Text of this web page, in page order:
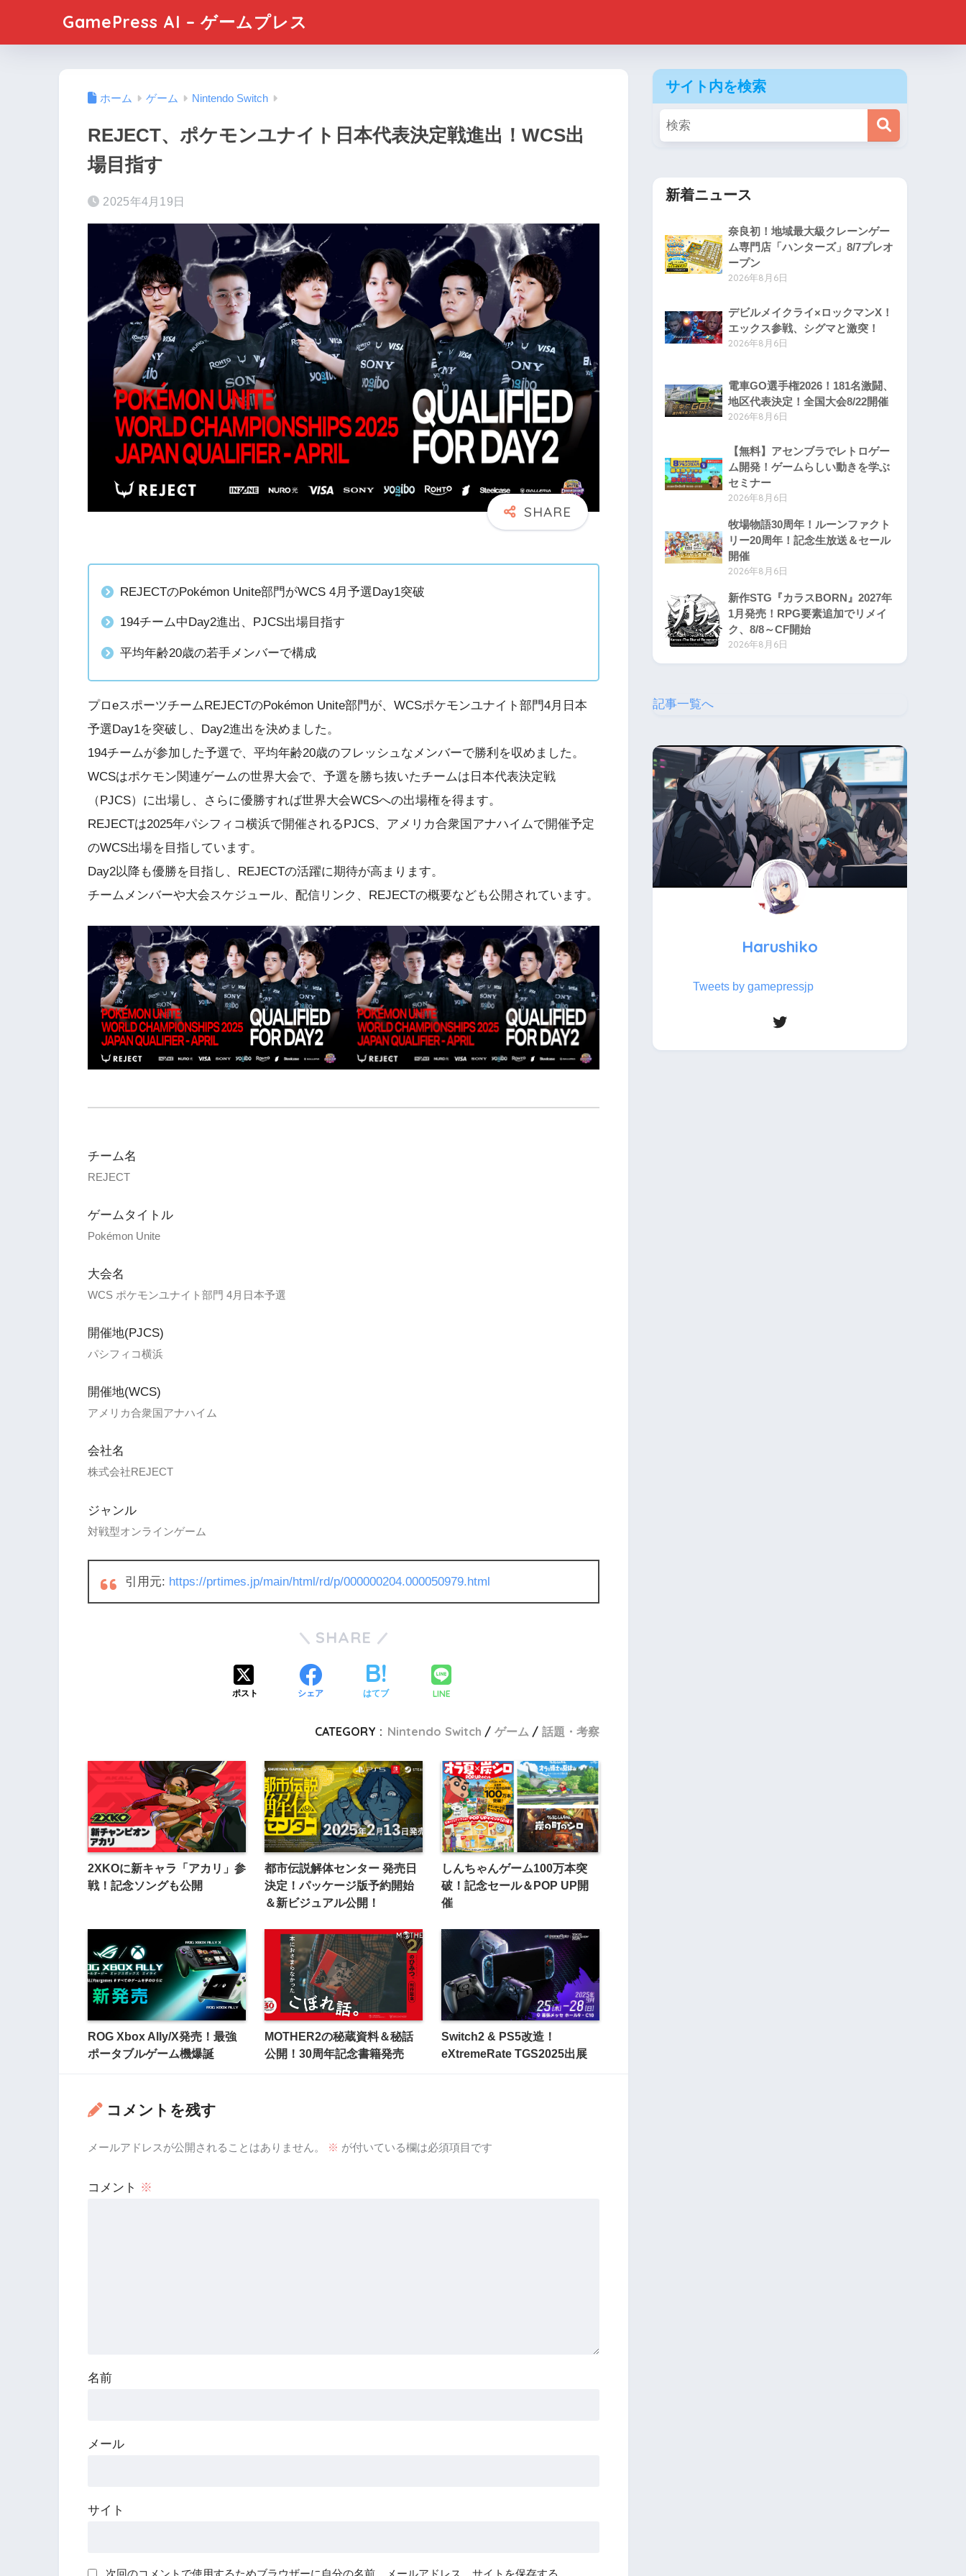
GamePress AI – ゲームプレス
ホーム ゲーム Nintendo Switch
REJECT、ポケモンユナイト日本代表決定戦進出！WCS出
場目指す
2025年4月19日
REJECTのPokémon Unite部門がWCS 4月予選Day1突破
194チーム中Day2進出、PJCS出場目指す
平均年齢20歳の若手メンバーで構成
プロeスポーツチームREJECTのPokémon Unite部門が、WCSポケモンユナイト部門4月日本
予選Day1を突破し、Day2進出を決めました。
194チームが参加した予選で、平均年齢20歳のフレッシュなメンバーで勝利を収めました。
WCSはポケモン関連ゲームの世界大会で、予選を勝ち抜いたチームは日本代表決定戦
（PJCS）に出場し、さらに優勝すれば世界大会WCSへの出場権を得ます。
REJECTは2025年パシフィコ横浜で開催されるPJCS、アメリカ合衆国アナハイムで開催予定
のWCS出場を目指しています。
Day2以降も優勝を目指し、REJECTの活躍に期待が高まります。
チームメンバーや大会スケジュール、配信リンク、REJECTの概要なども公開されています。
チーム名
REJECT
ゲームタイトル
Pokémon Unite
大会名
WCS ポケモンユナイト部門 4月日本予選
開催地(PJCS)
パシフィコ横浜
開催地(WCS)
アメリカ合衆国アナハイム
会社名
株式会社REJECT
ジャンル
対戦型オンラインゲーム
引用元: https://prtimes.jp/main/html/rd/p/000000204.000050979.html
SHARE
ポスト シェア はてブ LINE
CATEGORY : Nintendo Switch ゲーム 話題・考察
2XKOに新キャラ「アカリ」参
戦！記念ソングも公開
都市伝説解体センター 発売日
決定！パッケージ版予約開始
＆新ビジュアル公開！
しんちゃんゲーム100万本突
破！記念セール＆POP UP開
催
ROG Xbox Ally/X発売！最強
ポータブルゲーム機爆誕
MOTHER2の秘蔵資料＆秘話
公開！30周年記念書籍発売
Switch2 & PS5改造！
eXtremeRate TGS2025出展
コメントを残す
メールアドレスが公開されることはありません。 ※ が付いている欄は必須項目です
コメント ※
名前
メール
サイト
次回のコメントで使用するためブラウザーに自分の名前、メールアドレス、サイトを保存する。
サイト内を検索
新着ニュース
奈良初！地域最大級クレーンゲー
ム専門店「ハンターズ」8/7プレオ
ープン
2026年8月6日
デビルメイクライ×ロックマンX！
エックス参戦、シグマと激突！
2026年8月6日
電車GO選手権2026！181名激闘、
地区代表決定！全国大会8/22開催
2026年8月6日
【無料】アセンブラでレトロゲー
ム開発！ゲームらしい動きを学ぶ
セミナー
2026年8月6日
牧場物語30周年！ルーンファクト
リー20周年！記念生放送＆セール
開催
2026年8月6日
新作STG『カラスBORN』2027年
1月発売！RPG要素追加でリメイ
ク、8/8～CF開始
2026年8月6日
記事一覧へ
Harushiko
Tweets by gamepressjp